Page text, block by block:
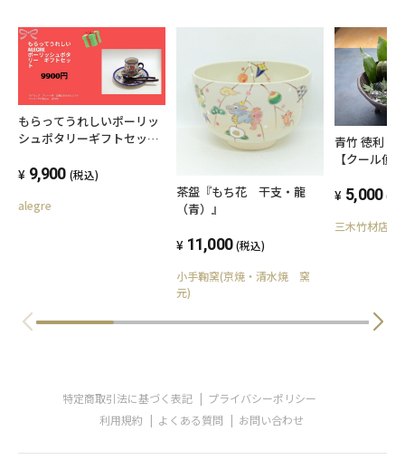
もらってうれしいポーリッ
シュポタリーギフトセッ
9,900 (税込)
alegre
茶盌『もち花 干支・龍
（青）』
11,000 (税込)
小手鞠窯(京焼・清水焼 窯
元)
青竹 徳利
【クール便
5,000 (税
三木竹材店
特定商取引法に基づく表記
プライバシーポリシー
利用規約
よくある質問 お問い合わせ